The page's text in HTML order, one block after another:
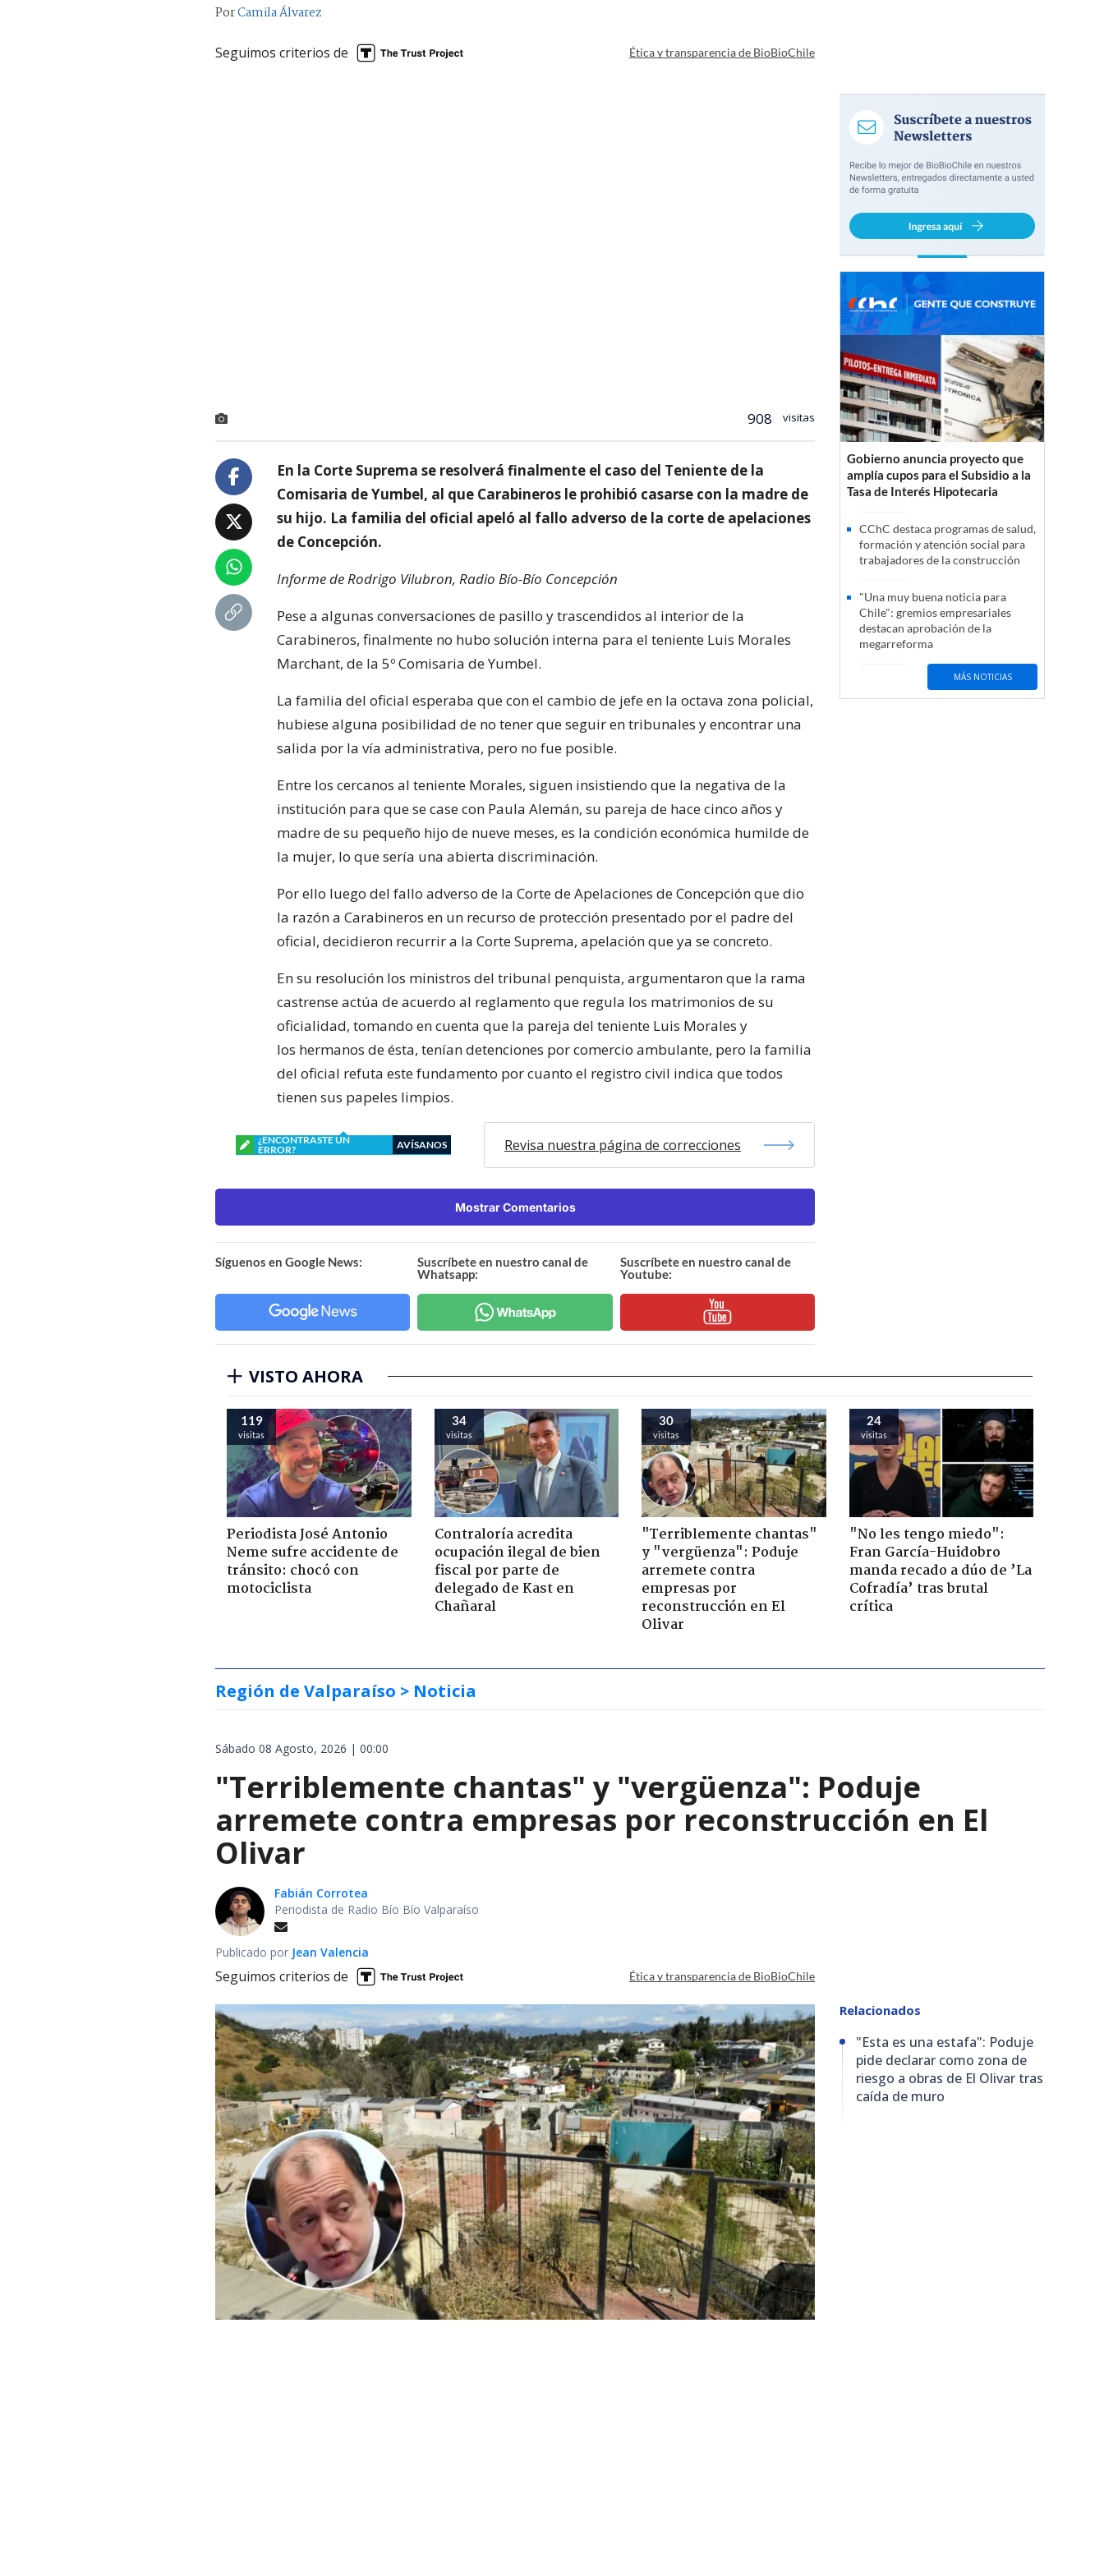
PorCamila Álvarez
Seguimos criterios de Ética y transparencia de BioBioChile
908 visitas
En la Corte Suprema se resolverá finalmente el caso del Teniente de la
Comisaria de Yumbel, al que Carabineros le prohibió casarse con la madre de
su hijo. La familia del oficial apeló al fallo adverso de la corte de apelaciones
de Concepción.
Informe de Rodrigo Vilubron, Radio Bío-Bío Concepción
Pese a algunas conversaciones de pasillo y trascendidos al interior de la
Carabineros, finalmente no hubo solución interna para el teniente Luis Morales
Marchant, de la 5º Comisaria de Yumbel.
La familia del oficial esperaba que con el cambio de jefe en la octava zona policial,
hubiese alguna posibilidad de no tener que seguir en tribunales y encontrar una
salida por la vía administrativa, pero no fue posible.
Entre los cercanos al teniente Morales, siguen insistiendo que la negativa de la
institución para que se case con Paula Alemán, su pareja de hace cinco años y
madre de su pequeño hijo de nueve meses, es la condición económica humilde de
la mujer, lo que sería una abierta discriminación.
Por ello luego del fallo adverso de la Corte de Apelaciones de Concepción que dio
la razón a Carabineros en un recurso de protección presentado por el padre del
oficial, decidieron recurrir a la Corte Suprema, apelación que ya se concreto.
En su resolución los ministros del tribunal penquista, argumentaron que la rama
castrense actúa de acuerdo al reglamento que regula los matrimonios de su
oficialidad, tomando en cuenta que la pareja del teniente Luis Morales y
los hermanos de ésta, tenían detenciones por comercio ambulante, pero la familia
del oficial refuta este fundamento por cuanto el registro civil indica que todos
tienen sus papeles limpios.
¿ENCONTRASTE UN
ERROR?
AVÍSANOS Revisa nuestra página de correcciones
Mostrar Comentarios
Síguenos en Google News:
Suscríbete en nuestro canal de
Whatsapp:
Suscríbete en nuestro canal de
Youtube:
Gobierno anuncia proyecto que
amplía cupos para el Subsidio a la
Tasa de Interés Hipotecaria
CChC destaca programas de salud,
formación y atención social para
trabajadores de la construcción
"Una muy buena noticia para
Chile": gremios empresariales
destacan aprobación de la
megarreforma
MÁS NOTICIAS
VISTO AHORA
119
visitas
Periodista José Antonio
Neme sufre accidente de
tránsito: chocó con
motociclista
34
visitas
Contraloría acredita
ocupación ilegal de bien
fiscal por parte de
delegado de Kast en
Chañaral
30
visitas
"Terriblemente chantas"
y "vergüenza": Poduje
arremete contra
empresas por
reconstrucción en El
Olivar
24
visitas
"No les tengo miedo":
Fran García-Huidobro
manda recado a dúo de ’La
Cofradía’ tras brutal
crítica
Región de Valparaíso > Noticia
Sábado 08 Agosto, 2026 | 00:00
"Terriblemente chantas" y "vergüenza": Poduje
arremete contra empresas por reconstrucción en El
Olivar
Fabián Corrotea
Periodista de Radio Bío Bío Valparaíso
Publicado por Jean Valencia
Seguimos criterios de Ética y transparencia de BioBioChile
Relacionados
"Esta es una estafa": Poduje
pide declarar como zona de
riesgo a obras de El Olivar tras
caída de muro